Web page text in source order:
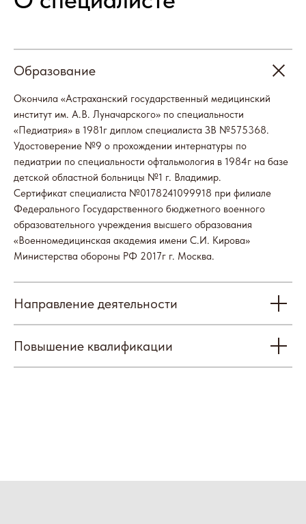
Образование
Окончила «Астраханский государственный медицинский
институт им. А.В. Луначарского» по специальности
«Педиатрия» в 1981г диплом специалиста ЗВ №575368.
Удостоверение №9 о прохождении интернатуры по
педиатрии по специальности офтальмология в 1984г на базе
детской областной больницы №1 г. Владимир.
Сертификат специалиста №0178241099918 при филиале
Федерального Государственного бюджетного военного
образовательного учреждения высшего образования
«Военномедицинская академия имени С.И. Кирова»
Министерства обороны РФ 2017г г. Москва.
Направление деятельности
Повышение квалификации
Отзывы
Наши партнеры